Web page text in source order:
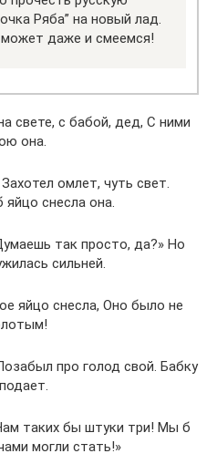
Ряба” на новый лад.
даже и смеемся!
свете, с бабой, дед, С ними
она.
омлет, чуть свет.
снесла она.
так просто, да?» Но
сильней.
яйцо снесла, Оно было не
про голод свой. Бабку
таких бы штуки три! Мы б
могли стать!»